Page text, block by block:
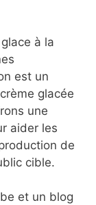
à la
est un
glacée
une
aider les
de
cible.
et un blog